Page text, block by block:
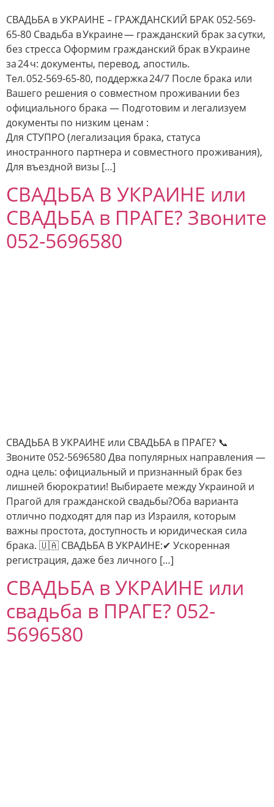
СВАДЬБА в УКРАИНЕ – ГРАЖДАНСКИЙ БРАК 052-569-
65-80 Свадьба в Украине — гражданский брак за сутки,
без стресса Оформим гражданский брак в Украине
за 24 ч: документы, перевод, апостиль.
Тел. 052‑569‑65‑80, поддержка 24/7 После брака или
Вашего решения о совместном проживании без
официального брака — Подготовим и легализуем
документы по низким ценам :
Для СТУПРО (легализация брака, статуса
иностранного партнера и совместного проживания),
Для въездной визы […]
СВАДЬБА В УКРАИНЕ или
СВАДЬБА в ПРАГЕ? Звоните
052-5696580
СВАДЬБА В УКРАИНЕ или СВАДЬБА в ПРАГЕ? 📞
Звоните 052-5696580 Два популярных направления —
одна цель: официальный и признанный брак без
лишней бюрократии! Выбираете между Украиной и
Прагой для гражданской свадьбы?Оба варианта
отлично подходят для пар из Израиля, которым
важны простота, доступность и юридическая сила
брака. 🇺🇦 СВАДЬБА В УКРАИНЕ:✔ Ускоренная
регистрация, даже без личного […]
СВАДЬБА в УКРАИНЕ или
свадьба в ПРАГЕ? 052-
5696580